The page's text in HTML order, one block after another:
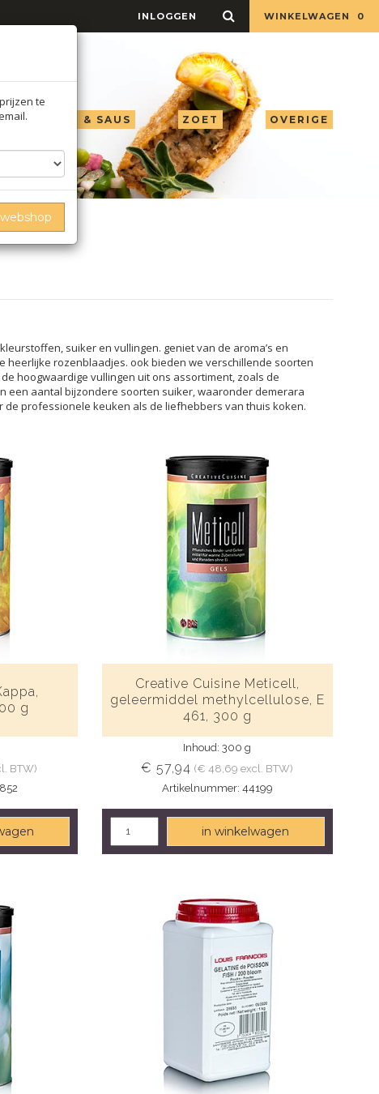
WINKELWAGEN 0
INLOGGEN
OLIE AZIJN & SAUS ZOET OVERIGE
suiker en vullingen. geniet van de aroma’s en
heerlijke rozenblaadjes. ook bieden we verschillende soorten
hoogwaardige vullingen uit ons assortiment, zoals de
een aantal bijzondere soorten suiker, waaronder demerara
professionele keuken als de liefhebbers van thuis koken.
g
BTW)
Creative Cuisine Meticell,
geleermiddel methylcellulose, E
461, 300 g
Inhoud: 300 g
€ 57,94 (€ 48,69 excl. BTW)
Artikelnummer: 44199
in winkelwagen
te